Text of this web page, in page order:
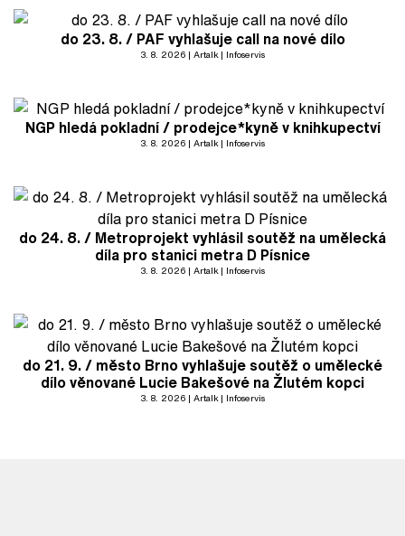
do 23. 8. / PAF vyhlašuje call na nové dílo
3. 8. 2026 Artalk Infoservis
NGP hledá pokladní / prodejce*kyně v knihkupectví
3. 8. 2026 Artalk Infoservis
do 24. 8. / Metroprojekt vyhlásil soutěž na umělecká
díla pro stanici metra D Písnice
3. 8. 2026 Artalk Infoservis
do 21. 9. / město Brno vyhlašuje soutěž o umělecké
dílo věnované Lucie Bakešové na Žlutém kopci
3. 8. 2026 Artalk Infoservis